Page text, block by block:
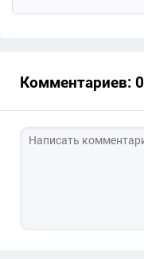
Комментариев: 0